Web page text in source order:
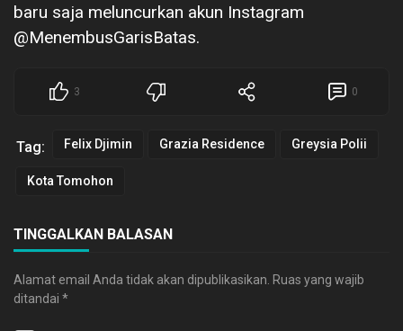
baru saja meluncurkan akun Instagram
@MenembusGarisBatas.
3 0
Tag: Felix Djimin Grazia Residence Greysia Polii
Kota Tomohon
TINGGALKAN BALASAN
Alamat email Anda tidak akan dipublikasikan. Ruas yang wajib
ditandai *